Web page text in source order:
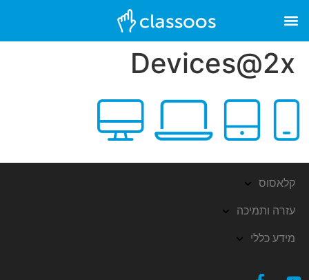
Devices@2x
קלאסוס
עזרה ותמיכה
מידע כללי